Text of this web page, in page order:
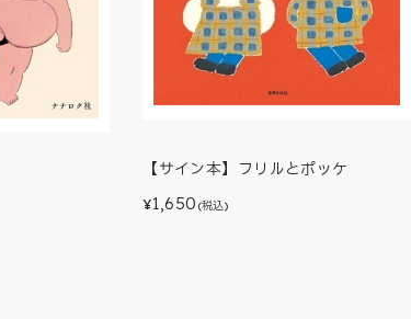
【サイン本】フリルとポッケ
¥1,650 (税込)